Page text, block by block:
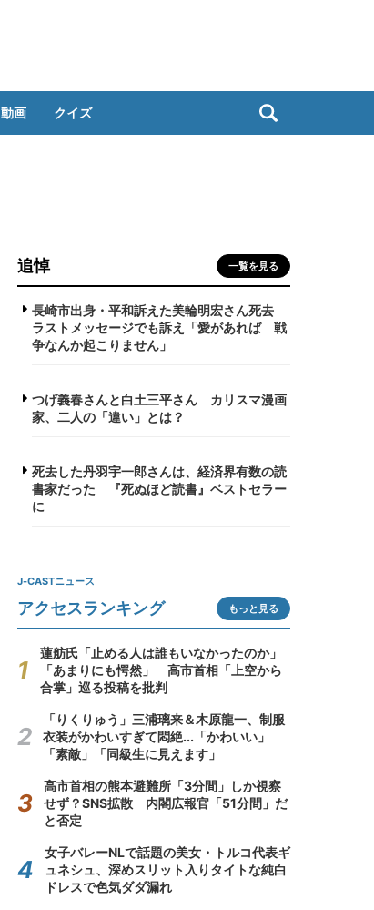
動画 クイズ
追悼 一覧を見る
長崎市出身・平和訴えた美輪明宏さん死去
ラストメッセージでも訴え「愛があれば 戦
争なんか起こりません」
つげ義春さんと白土三平さん カリスマ漫画
家、二人の「違い」とは？
死去した丹羽宇一郎さんは、経済界有数の読
書家だった 『死ぬほど読書』ベストセラー
に
J-CASTニュース
アクセスランキング もっと見る
蓮舫氏「止める人は誰もいなかったのか」
「あまりにも愕然」 高市首相「上空から
合掌」巡る投稿を批判
「りくりゅう」三浦璃来＆木原龍一、制服
衣装がかわいすぎて悶絶...「かわいい」
「素敵」「同級生に見えます」
高市首相の熊本避難所「3分間」しか視察
せず？SNS拡散 内閣広報官「51分間」だ
と否定
女子バレーNLで話題の美女・トルコ代表ギ
ュネシュ、深めスリット入りタイトな純白
ドレスで色気ダダ漏れ